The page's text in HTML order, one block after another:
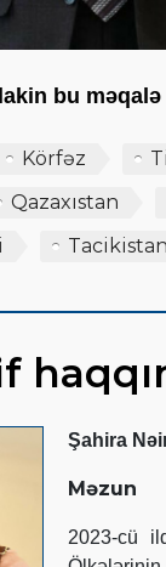
bu
Körfəz
Qazaxıstan
Tacikistan
Şahira
Məzun
2023-cü